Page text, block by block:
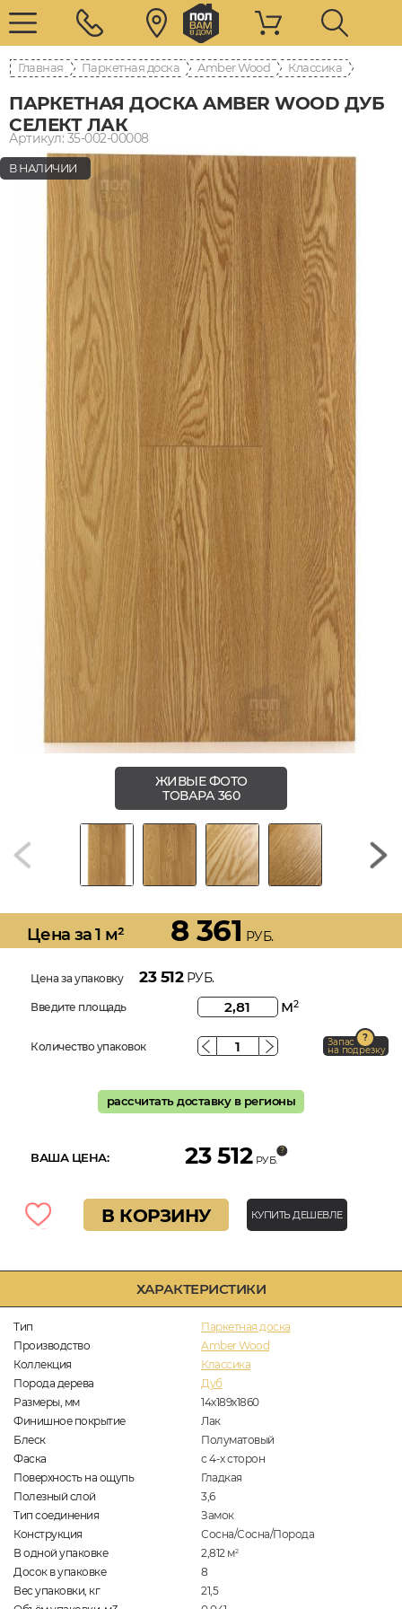
Главная Паркетная доска Amber Wood Классика
ПАРКЕТНАЯ ДОСКА AMBER WOOD ДУБ
СЕЛЕКТ ЛАК
Артикул: 35-002-00008
ХАРАКТЕРИСТИКИ
Тип
Паркетная доска
Производство
Amber Wood
Коллекция
Классика
Порода дерева
Дуб
Размеры, мм
14х189х1860
Финишное покрытие
Лак
Блеск
Полуматовый
Фаска
с 4-х сторон
Поверхность на ощупь
Гладкая
Полезный слой
3,6
Тип соединения
Замок
Конструкция
Сосна/Сосна/Порода
В одной упаковке
2,812 м2
Досок в упаковке
8
Вес упаковки, кг
21,5
В НАЛИЧИИ
ЖИВЫЕ ФОТО
ТОВАРА 360
Цена за 1 м² 8 361 РУБ.
Цена за упаковку 23 512РУБ.
Введите площадь м2
Количество упаковок Запас
на подрезку
рассчитать доставку в регионы
ВАША ЦЕНА: 23 512 РУБ.
В КОРЗИНУ КУПИТЬ ДЕШЕВЛЕ